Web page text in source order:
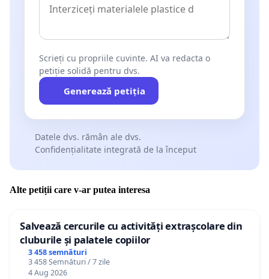
Scrieți cu propriile cuvinte. AI va redacta o
petiție solidă pentru dvs.
Generează petiția
Datele dvs. rămân ale dvs.
Confidențialitate integrată de la început
Alte petiții care v-ar putea interesa
Salvează cercurile cu activități extrașcolare din
cluburile și palatele copiilor
3 458 semnături
3 458 Semnături / 7 zile
4 Aug 2026